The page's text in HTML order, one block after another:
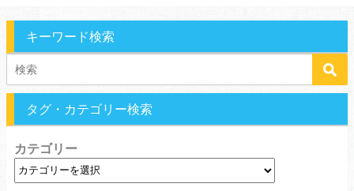
キーワード検索
タグ・カテゴリー検索
カテゴリー